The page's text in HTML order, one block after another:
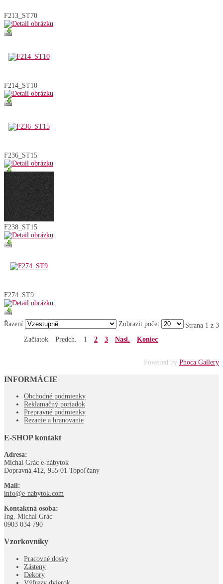
F213_ST70
F214_ST10
F236_ST15
F238_ST15
F274_ST9
Řazení Zobrazit počet
Strana 1 z 3
Začiatok
Predch. 1 2 3 Nasl. Koniec
Powered by Phoca Gallery
INFORMÁCIE
Obchodné podmienky
Reklamačný poriadok
Prepravné podmienky
Rezanie a hranovanie
E-SHOP kontakt
Adresa:
Michal Grác e-nábytok
Dopravná 412, 955 01 Topoľčany
Mail:
info@e-nabytok.com
Kontaktná osoba:
Ing. Michal Grác
0903 034 790
Vzorkovníky
Pracovné dosky
Zásteny
Dekory